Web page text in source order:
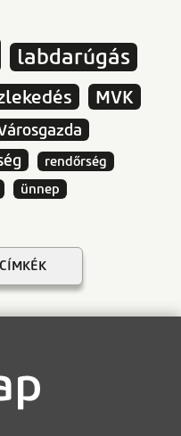
labdarúgás
MVK
rendőrség
ünnep